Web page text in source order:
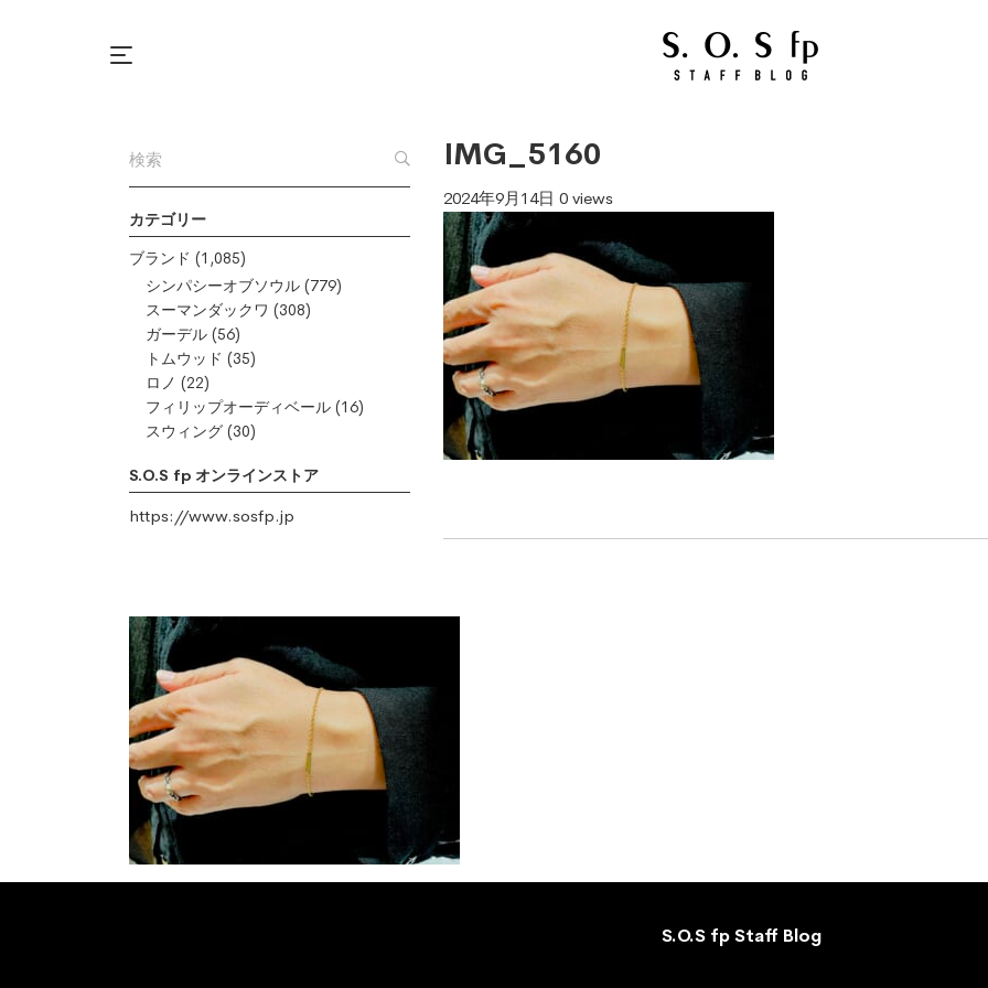
カテゴリー
ブランド (1,085)
シンパシーオブソウル (779)
スーマンダックワ (308)
ガーデル (56)
トムウッド (35)
ロノ (22)
フィリップオーディベール (16)
スウィング (30)
S.O.S fp オンラインストア
https://www.sosfp.jp
IMG_5160
2024年9月14日 0 views
S.O.S fp Staff Blog